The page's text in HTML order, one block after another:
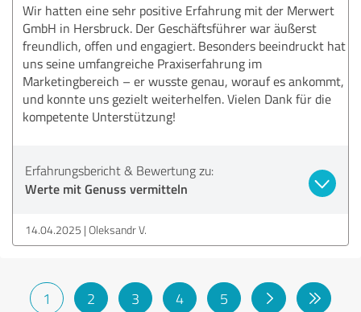
Wir hatten eine sehr positive Erfahrung mit der Merwert
GmbH in Hersbruck. Der Geschäftsführer war äußerst
freundlich, offen und engagiert. Besonders beeindruckt hat
uns seine umfangreiche Praxiserfahrung im
Marketingbereich – er wusste genau, worauf es ankommt,
und konnte uns gezielt weiterhelfen. Vielen Dank für die
kompetente Unterstützung!
Erfahrungsbericht & Bewertung zu:
Werte mit Genuss vermitteln
14.04.2025 Oleksandr V.
1 2 3 4 5